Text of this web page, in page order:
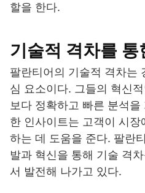
할을 한다.
기술적 격차를 통
팔란티어의 기술적 격차는
심 요소이다. 그들의 혁신
보다 정확하고 빠른 분석
한 인사이트는 고객이 시
하는 데 도움을 준다. 팔란
발과 혁신을 통해 기술 격
서 발전해 나가고 있다.